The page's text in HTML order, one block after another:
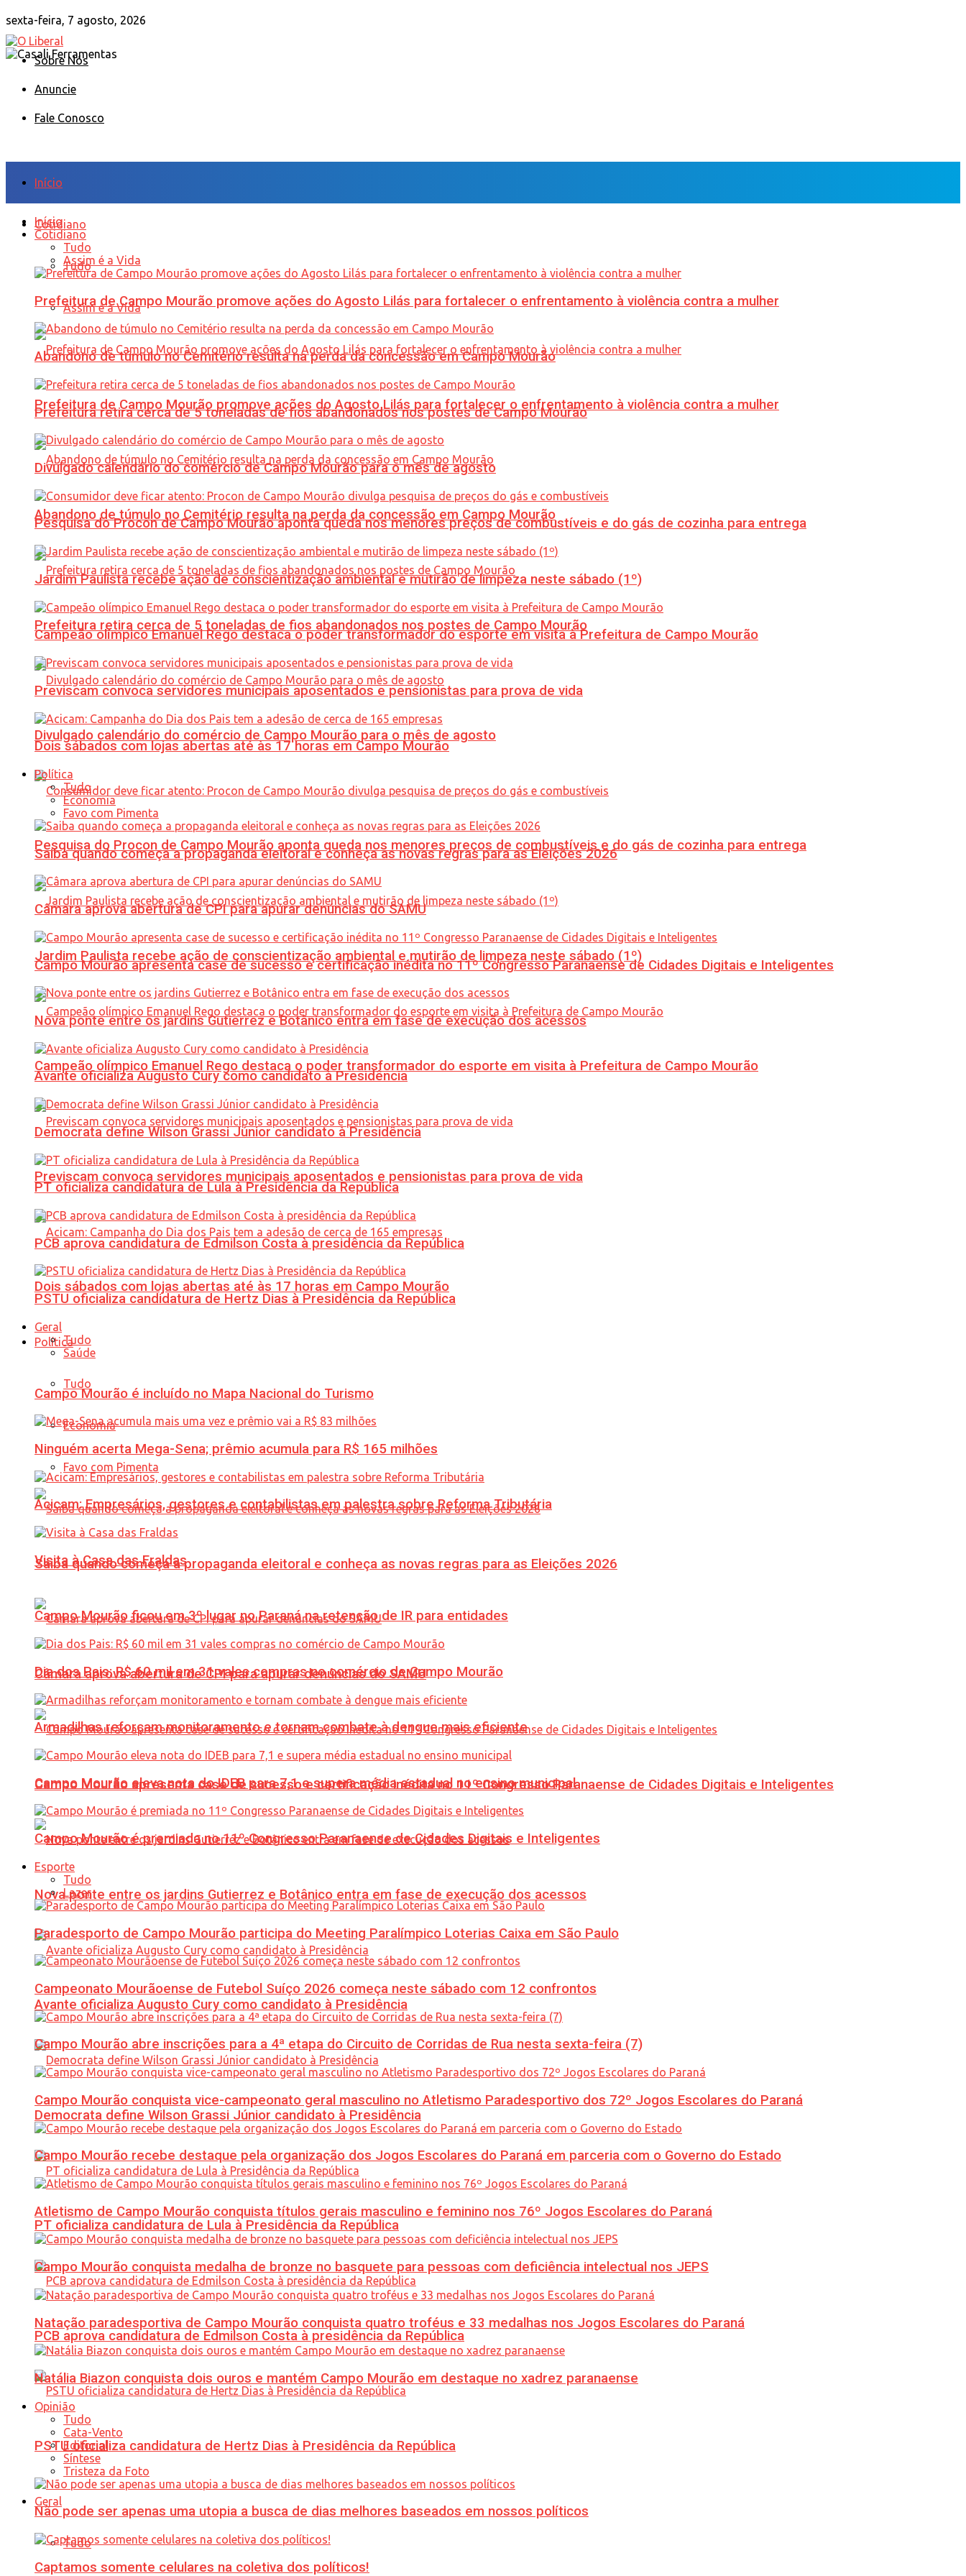
sexta-feira, 7 agosto, 2026
Sobre Nós
Anuncie
Fale Conosco
Início
Cotidiano
Tudo
Assim é a Vida
Prefeitura de Campo Mourão promove ações do Agosto Lilás para fortalecer o enfrentamento à violência contra a mulher
Abandono de túmulo no Cemitério resulta na perda da concessão em Campo Mourão
Prefeitura retira cerca de 5 toneladas de fios abandonados nos postes de Campo Mourão
Divulgado calendário do comércio de Campo Mourão para o mês de agosto
Pesquisa do Procon de Campo Mourão aponta queda nos menores preços de combustíveis e do gás de cozinha para entrega
Jardim Paulista recebe ação de conscientização ambiental e mutirão de limpeza neste sábado (1º)
Campeão olímpico Emanuel Rego destaca o poder transformador do esporte em visita à Prefeitura de Campo Mourão
Previscam convoca servidores municipais aposentados e pensionistas para prova de vida
Dois sábados com lojas abertas até às 17 horas em Campo Mourão
Política
Tudo
Economia
Favo com Pimenta
Saiba quando começa a propaganda eleitoral e conheça as novas regras para as Eleições 2026
Câmara aprova abertura de CPI para apurar denúncias do SAMU
Campo Mourão apresenta case de sucesso e certificação inédita no 11º Congresso Paranaense de Cidades Digitais e Inteligentes
Nova ponte entre os jardins Gutierrez e Botânico entra em fase de execução dos acessos
Avante oficializa Augusto Cury como candidato à Presidência
Democrata define Wilson Grassi Júnior candidato à Presidência
PT oficializa candidatura de Lula à Presidência da República
PCB aprova candidatura de Edmilson Costa à presidência da República
PSTU oficializa candidatura de Hertz Dias à Presidência da República
Geral
Tudo
Início
Cotidiano
Tudo
Assim é a Vida
Prefeitura de Campo Mourão promove ações do Agosto Lilás para fortalecer o enfrentamento à violência contra a mulher
Abandono de túmulo no Cemitério resulta na perda da concessão em Campo Mourão
Prefeitura retira cerca de 5 toneladas de fios abandonados nos postes de Campo Mourão
Divulgado calendário do comércio de Campo Mourão para o mês de agosto
Pesquisa do Procon de Campo Mourão aponta queda nos menores preços de combustíveis e do gás de cozinha para entrega
Jardim Paulista recebe ação de conscientização ambiental e mutirão de limpeza neste sábado (1º)
Campeão olímpico Emanuel Rego destaca o poder transformador do esporte em visita à Prefeitura de Campo Mourão
Previscam convoca servidores municipais aposentados e pensionistas para prova de vida
Dois sábados com lojas abertas até às 17 horas em Campo Mourão
Política
Tudo
Economia
Favo com Pimenta
Saiba quando começa a propaganda eleitoral e conheça as novas regras para as Eleições 2026
Câmara aprova abertura de CPI para apurar denúncias do SAMU
Campo Mourão apresenta case de sucesso e certificação inédita no 11º Congresso Paranaense de Cidades Digitais e Inteligentes
Nova ponte entre os jardins Gutierrez e Botânico entra em fase de execução dos acessos
Avante oficializa Augusto Cury como candidato à Presidência
Democrata define Wilson Grassi Júnior candidato à Presidência
PT oficializa candidatura de Lula à Presidência da República
PCB aprova candidatura de Edmilson Costa à presidência da República
PSTU oficializa candidatura de Hertz Dias à Presidência da República
Geral
Tudo
Saúde
Campo Mourão é incluído no Mapa Nacional do Turismo
Ninguém acerta Mega-Sena; prêmio acumula para R$ 165 milhões
Acicam: Empresários, gestores e contabilistas em palestra sobre Reforma Tributária
Visita à Casa das Fraldas
Campo Mourão ficou em 3º lugar no Paraná na retenção de IR para entidades
Dia dos Pais: R$ 60 mil em 31 vales compras no comércio de Campo Mourão
Armadilhas reforçam monitoramento e tornam combate à dengue mais eficiente
Campo Mourão eleva nota do IDEB para 7,1 e supera média estadual no ensino municipal
Campo Mourão é premiada no 11º Congresso Paranaense de Cidades Digitais e Inteligentes
Esporte
Tudo
Lazer
Paradesporto de Campo Mourão participa do Meeting Paralímpico Loterias Caixa em São Paulo
Campeonato Mourãoense de Futebol Suíço 2026 começa neste sábado com 12 confrontos
Campo Mourão abre inscrições para a 4ª etapa do Circuito de Corridas de Rua nesta sexta-feira (7)
Campo Mourão conquista vice-campeonato geral masculino no Atletismo Paradesportivo dos 72º Jogos Escolares do Paraná
Campo Mourão recebe destaque pela organização dos Jogos Escolares do Paraná em parceria com o Governo do Estado
Atletismo de Campo Mourão conquista títulos gerais masculino e feminino nos 76º Jogos Escolares do Paraná
Campo Mourão conquista medalha de bronze no basquete para pessoas com deficiência intelectual nos JEPS
Natação paradesportiva de Campo Mourão conquista quatro troféus e 33 medalhas nos Jogos Escolares do Paraná
Natália Biazon conquista dois ouros e mantém Campo Mourão em destaque no xadrez paranaense
Opinião
Tudo
Cata-Vento
Editorial
Síntese
Tristeza da Foto
Não pode ser apenas uma utopia a busca de dias melhores baseados em nossos políticos
Captamos somente celulares na coletiva dos políticos!